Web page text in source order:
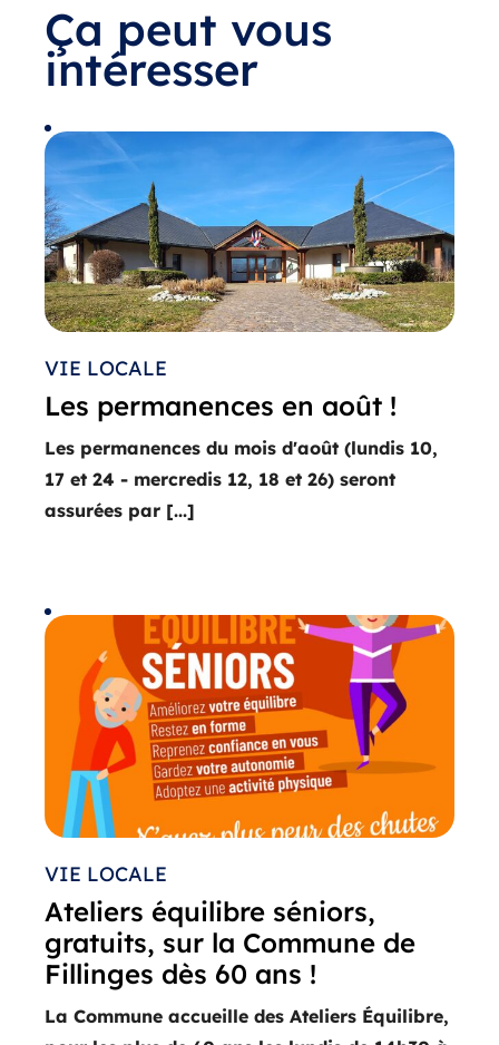
Ça peut vous
intéresser
VIE LOCALE
Les permanences en août !
Les permanences du mois d'août (lundis 10,
17 et 24 - mercredis 12, 18 et 26) seront
assurées par [...]
VIE LOCALE
Ateliers équilibre séniors,
gratuits, sur la Commune de
Fillinges dès 60 ans !
La Commune accueille des Ateliers Équilibre,